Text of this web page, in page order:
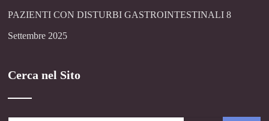
PAZIENTI CON DISTURBI GASTROINTESTINALI 8
Settembre 2025
Cerca nel Sito